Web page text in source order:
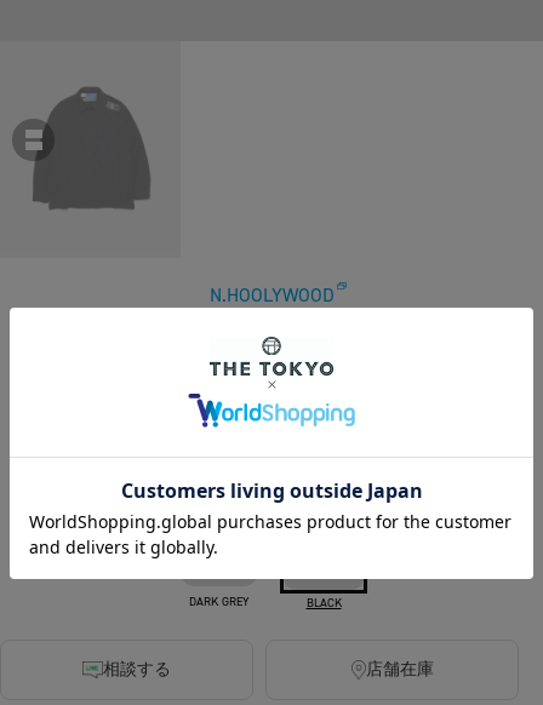
N.HOOLYWOOD
【エヌハリウッド】9242-SH01-006 L/S SHIRT
￥40,700税込
370ポイント付与
DARK GREY BLACK
相談する 店舗在庫